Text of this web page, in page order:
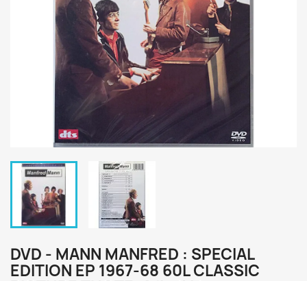
DVD - MANN MANFRED : SPECIAL
EDITION EP 1967-68 60L CLASSIC